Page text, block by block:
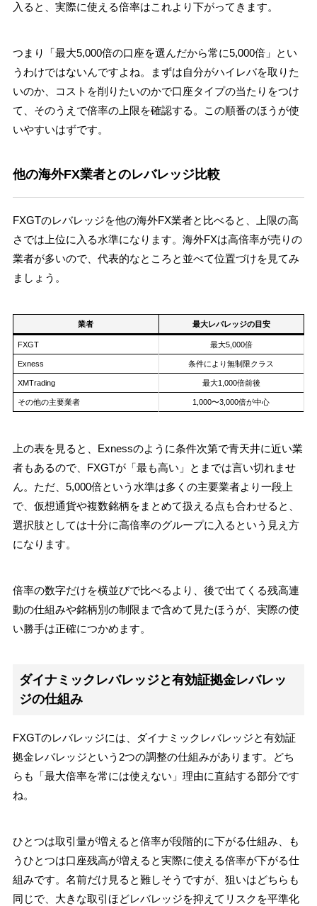
入ると、実際に使える倍率はこれより下がってきます。
つまり「最大5,000倍の口座を選んだから常に5,000倍」とい
うわけではないんですよね。まずは自分がハイレバを取りた
いのか、コストを削りたいのかで口座タイプの当たりをつけ
て、そのうえで倍率の上限を確認する。この順番のほうが使
いやすいはずです。
他の海外FX業者とのレバレッジ比較
FXGTのレバレッジを他の海外FX業者と比べると、上限の高
さでは上位に入る水準になります。海外FXは高倍率が売りの
業者が多いので、代表的なところと並べて位置づけを見てみ
ましょう。
業者 最大レバレッジの目安
FXGT 最大5,000倍
Exness 条件により無制限クラス
XMTrading 最大1,000倍前後
その他の主要業者 1,000〜3,000倍が中心
上の表を見ると、Exnessのように条件次第で青天井に近い業
者もあるので、FXGTが「最も高い」とまでは言い切れませ
ん。ただ、5,000倍という水準は多くの主要業者より一段上
で、仮想通貨や複数銘柄をまとめて扱える点も合わせると、
選択肢としては十分に高倍率のグループに入るという見え方
になります。
倍率の数字だけを横並びで比べるより、後で出てくる残高連
動の仕組みや銘柄別の制限まで含めて見たほうが、実際の使
い勝手は正確につかめます。
ダイナミックレバレッジと有効証拠金レバレッ
ジの仕組み
FXGTのレバレッジには、ダイナミックレバレッジと有効証
拠金レバレッジという2つの調整の仕組みがあります。どち
らも「最大倍率を常には使えない」理由に直結する部分です
ね。
ひとつは取引量が増えると倍率が段階的に下がる仕組み、も
うひとつは口座残高が増えると実際に使える倍率が下がる仕
組みです。名前だけ見ると難しそうですが、狙いはどちらも
同じで、大きな取引ほどレバレッジを抑えてリスクを平準化